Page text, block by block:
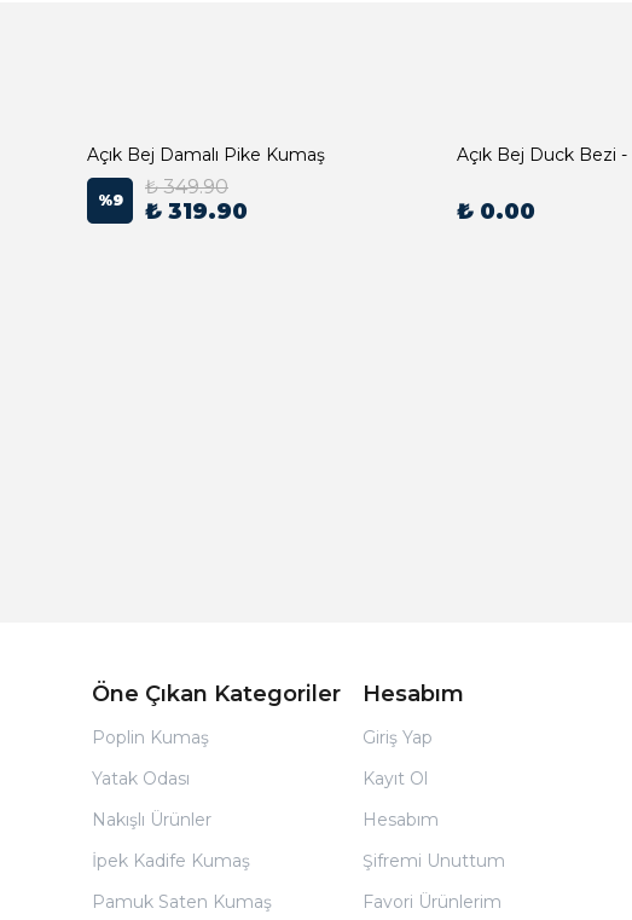
Açık Bej Damalı Pike Kumaş
%9
₺ 349.90
₺ 319.90 ₺ 0.00
Öne Çıkan Kategoriler
Poplin Kumaş
Yatak Odası
Nakışlı Ürünler
İpek Kadife Kumaş
Pamuk Saten Kumaş
Hesabım
Giriş Yap
Kayıt Ol
Hesabım
Şifremi Unuttum
Favori Ürünlerim